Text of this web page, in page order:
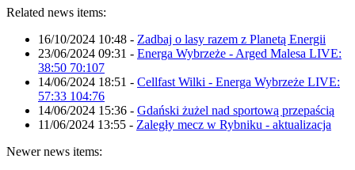
Related news items:
16/10/2024 10:48 - Zadbaj o lasy razem z Planetą Energii
23/06/2024 09:31 - Energa Wybrzeże - Arged Malesa LIVE:
38:50 70:107
14/06/2024 18:51 - Cellfast Wilki - Energa Wybrzeże LIVE:
57:33 104:76
14/06/2024 15:36 - Gdański żużel nad sportową przepaścią
11/06/2024 13:55 - Zaległy mecz w Rybniku - aktualizacja
Newer news items: